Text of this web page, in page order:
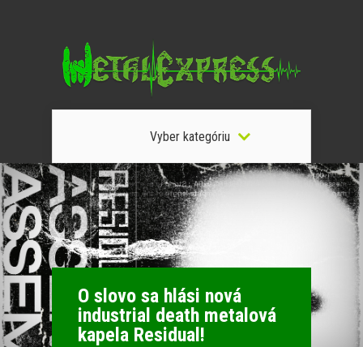
Vyber kategóriu
O slovo sa hlási nová
industrial death metalová
kapela Residual!